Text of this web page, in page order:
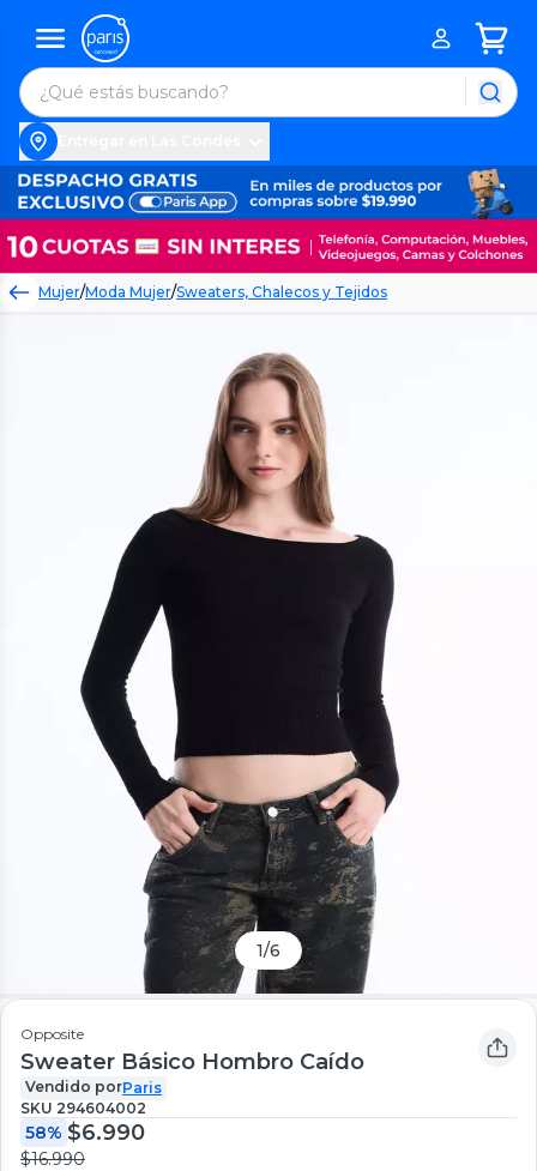
Mujer/Moda Mujer/Sweaters, Chalecos y Tejidos
1/6
Opposite
Sweater Básico Hombro Caído
Vendido porParis
SKU 294604002
58% $6.990
$16.990